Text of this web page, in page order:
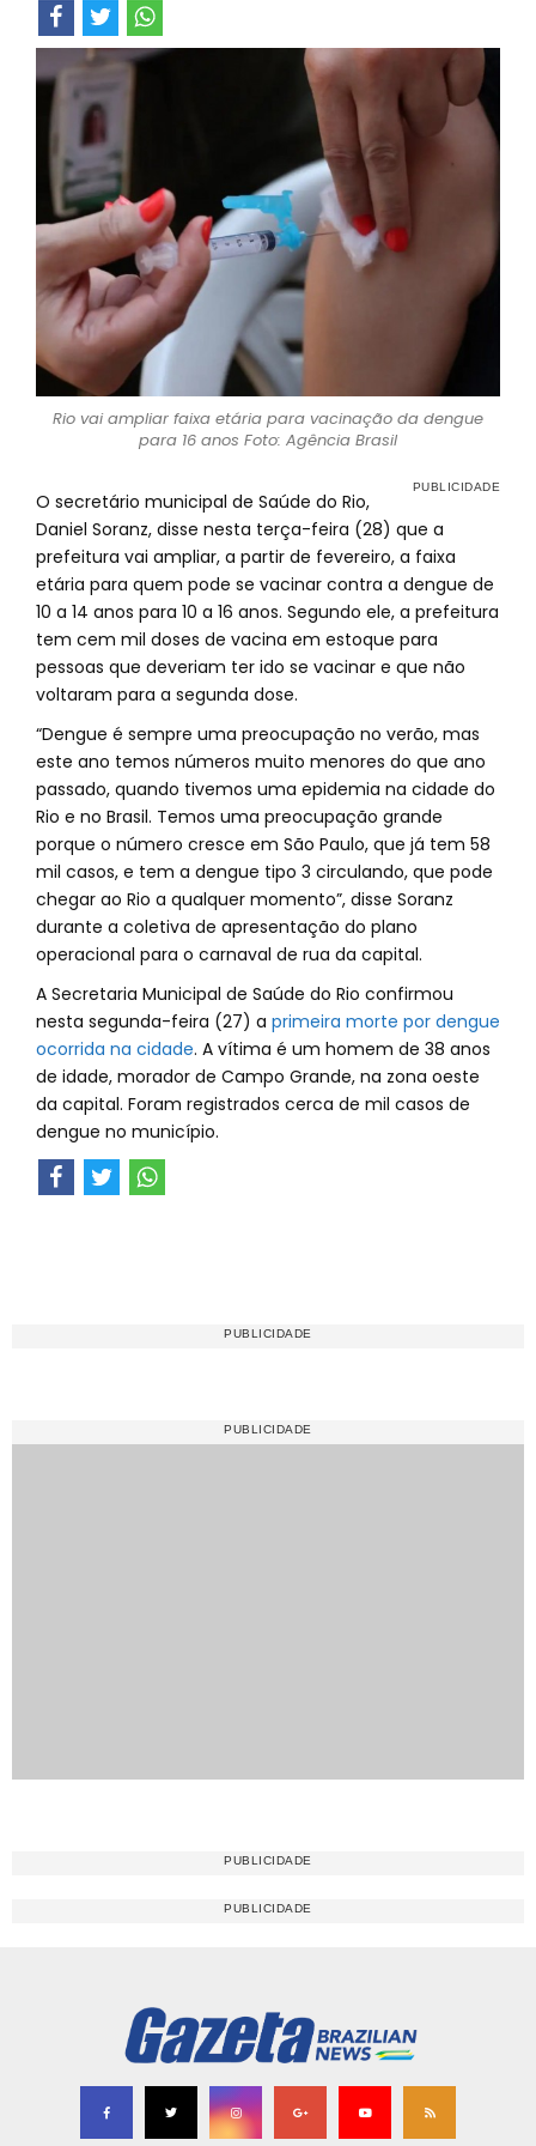
Rio vai ampliar faixa etária para vacinação da dengue
para 16 anos Foto: Agência Brasil
O secretário municipal de Saúde do Rio,
Daniel Soranz, disse nesta terça-feira (28) que a
prefeitura vai ampliar, a partir de fevereiro, a faixa
etária para quem pode se vacinar contra a dengue de
10 a 14 anos para 10 a 16 anos. Segundo ele, a prefeitura
tem cem mil doses de vacina em estoque para
pessoas que deveriam ter ido se vacinar e que não
voltaram para a segunda dose.
“Dengue é sempre uma preocupação no verão, mas
este ano temos números muito menores do que ano
passado, quando tivemos uma epidemia na cidade do
Rio e no Brasil. Temos uma preocupação grande
porque o número cresce em São Paulo, que já tem 58
mil casos, e tem a dengue tipo 3 circulando, que pode
chegar ao Rio a qualquer momento”, disse Soranz
durante a coletiva de apresentação do plano
operacional para o carnaval de rua da capital.
A Secretaria Municipal de Saúde do Rio confirmou
nesta segunda-feira (27) a primeira morte por dengue
ocorrida na cidade. A vítima é um homem de 38 anos
de idade, morador de Campo Grande, na zona oeste
da capital. Foram registrados cerca de mil casos de
dengue no município.